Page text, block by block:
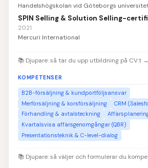
Handelshögskolan vid Göteborgs
SPIN Selling & Solution Selling-
2021
Mercuri International
📚 Djupare: så tar du upp utbildning på CV:t →
KOMPETENSER
B2B-försäljning & kundportföljsansvar
Merförsäljning & korsförsäljning
CRM
Förhandling & avtalsteckning
Kvartalsvisa affärsgenomgångar (QBR)
Presentationsteknik & C-level-dialog
📚 Djupare: så väljer och formulerar du